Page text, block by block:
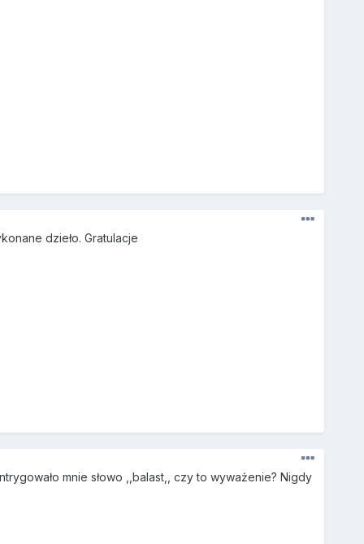
dzieło. Gratulacje
mnie słowo ,,balast,, czy to wyważenie? Nigdy